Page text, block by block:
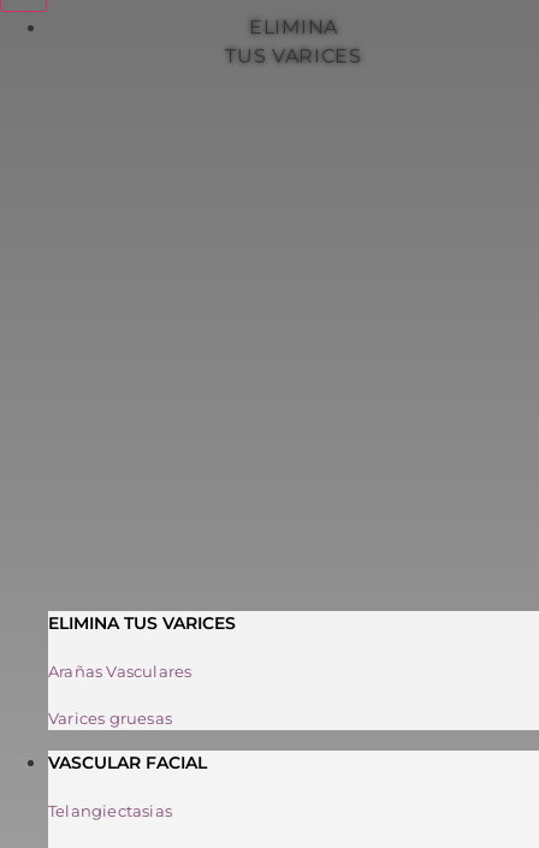
ELIMINA
TUS VARICES
ELIMINA TUS VARICES
Arañas Vasculares
Varices gruesas
VASCULAR FACIAL
Telangiectasias